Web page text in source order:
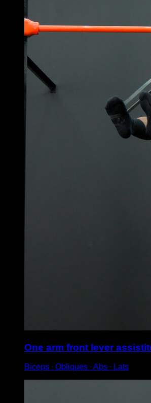
One arm front lever
Biceps ∙ Obliques ∙ Abs ∙ Lats